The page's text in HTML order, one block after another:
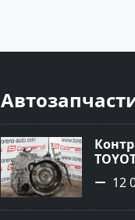
2SZ-
12